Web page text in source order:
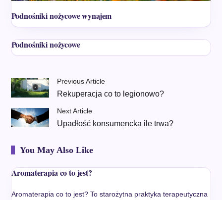
Podnośniki nożycowe wynajem
Podnośniki nożycowe
Previous Article
Rekuperacja co to legionowo?
Next Article
Upadłość konsumencka ile trwa?
You May Also Like
Aromaterapia co to jest?
Aromaterapia co to jest? To starożytna praktyka terapeutyczna